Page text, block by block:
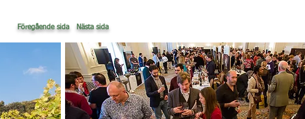
Föregående sida Nästa sida